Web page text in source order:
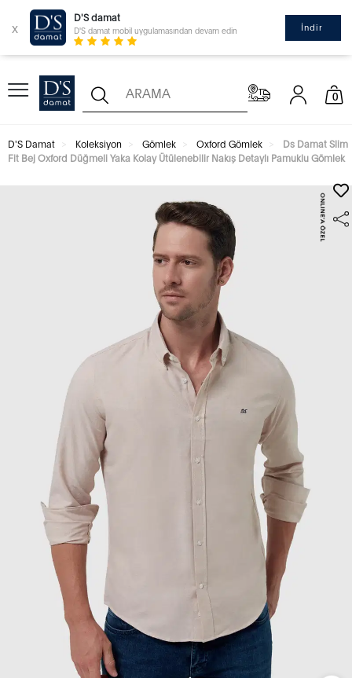
x
D'S damat
D'S damat mobil uygulamasından devam edin İndir
0
D'S Damat Koleksiyon Gömlek Oxford Gömlek
Ds Damat Slim
Fit Bej Oxford Düğmeli Yaka Kolay Ütülenebilir Nakış Detaylı Pamuklu Gömlek